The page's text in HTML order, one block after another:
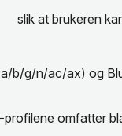
slik at brukeren
b/g/n/ac/ax) og
omfatter